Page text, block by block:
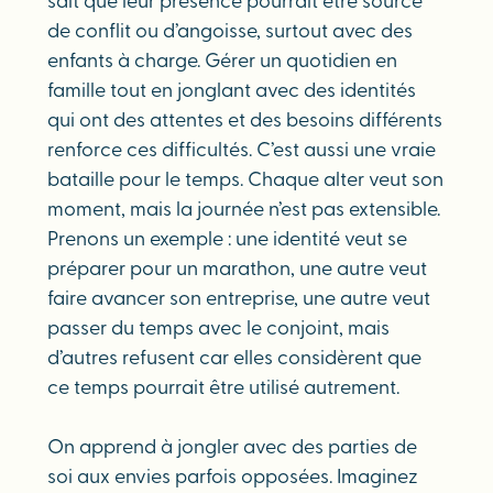
de conflit ou d’angoisse, surtout avec des
enfants à charge. Gérer un quotidien en
famille tout en jonglant avec des identités
qui ont des attentes et des besoins différents
renforce ces difficultés. C’est aussi une vraie
bataille pour le temps. Chaque alter veut son
moment, mais la journée n’est pas extensible.
Prenons un exemple : une identité veut se
préparer pour un marathon, une autre veut
faire avancer son entreprise, une autre veut
passer du temps avec le conjoint, mais
d’autres refusent car elles considèrent que
ce temps pourrait être utilisé autrement.
On apprend à jongler avec des parties de
soi aux envies parfois opposées. Imaginez